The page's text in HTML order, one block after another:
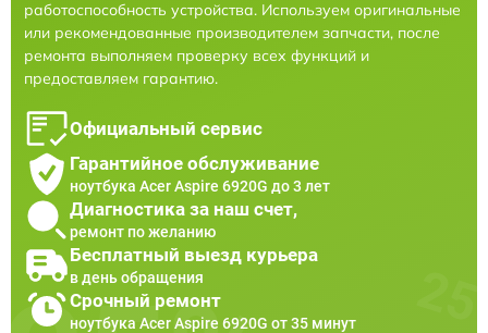
работоспособность устройства. Используем оригинальные
или рекомендованные производителем запчасти, после
ремонта выполняем проверку всех функций и
предоставляем гарантию.
Официальный сервис
Гарантийное обслуживание
ноутбука Acer Aspire 6920G до 3 лет
Диагностика за наш счет,
ремонт по желанию
Бесплатный выезд курьера
в день обращения
Срочный ремонт
ноутбука Acer Aspire 6920G от 35 минут